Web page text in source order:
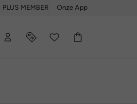
PLUS MEMBER Onze App